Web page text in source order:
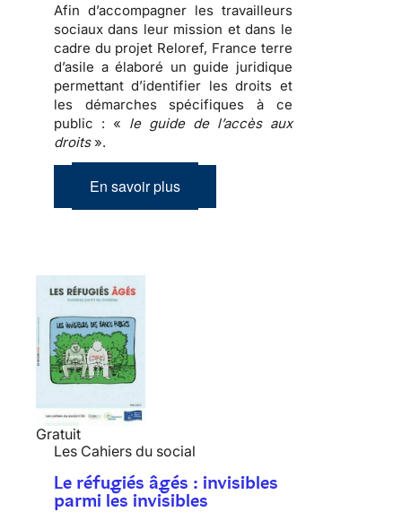
Afin d’accompagner les travailleurs
sociaux dans leur mission et dans le
cadre du projet Reloref, France terre
d’asile a élaboré un guide juridique
permettant d’identifier les droits et
les démarches spécifiques à ce
public : « le guide de l’accès aux
droits».
En savoir plus
Gratuit
Les Cahiers du social
Le réfugiés âgés : invisibles
parmi les invisibles